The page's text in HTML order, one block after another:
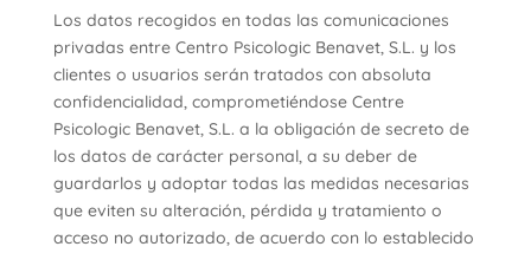
Los datos recogidos en todas las comunicaciones
privadas entre Centro Psicologic Benavet, S.L. y los
clientes o usuarios serán tratados con absoluta
confidencialidad, comprometiéndose Centre
Psicologic Benavet, S.L. a la obligación de secreto de
los datos de carácter personal, a su deber de
guardarlos y adoptar todas las medidas necesarias
que eviten su alteración, pérdida y tratamiento o
acceso no autorizado, de acuerdo con lo establecido